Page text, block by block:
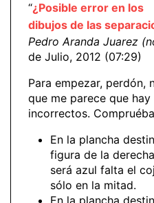
“¿Posible error en los
dibujos de las
Pedro Aranda Juarez
de Julio, 2012 (07:29)
Para empezar, perdón,
que me parece que
incorrectos.
En la plancha
figura de la
será azul falta el
sólo en la mitad.